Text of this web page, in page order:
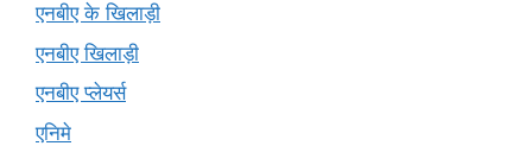
एनबीए के खिलाड़ी
एनबीए खिलाड़ी
एनबीए प्लेयर्स
एनिमे